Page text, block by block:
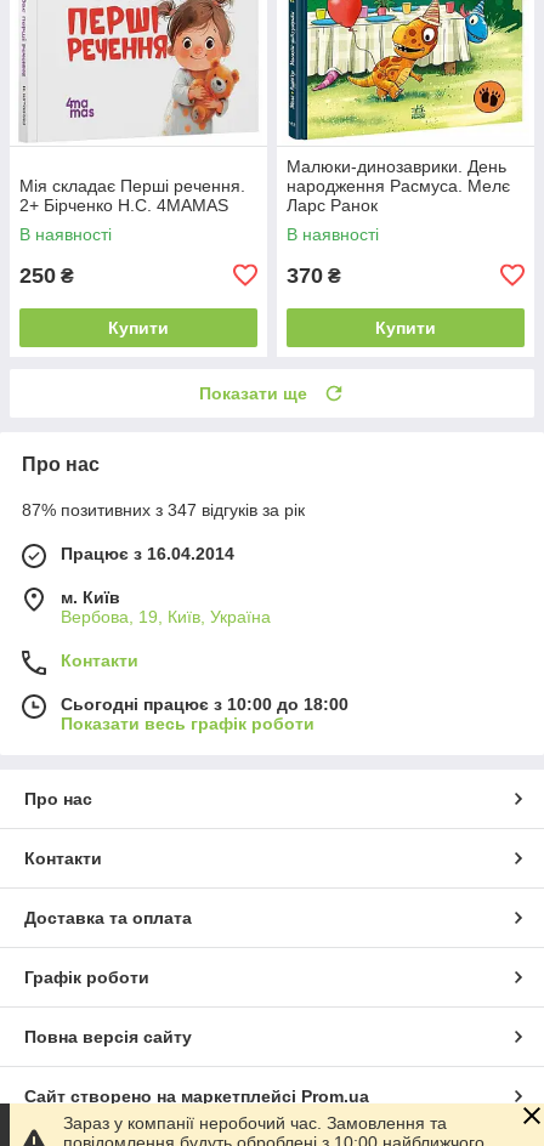
Мія складає Перші речення.
2+ Бірченко Н.С. 4MAMAS
В наявності
250 ₴
Купити
Малюки-динозаврики. День
народження Расмуса. Мелє
Ларс Ранок
В наявності
370 ₴
Купити
Показати ще
Про нас
87% позитивних з 347 відгуків за рік
Працює з 16.04.2014
м. Київ
Вербова, 19, Київ, Україна
Контакти
Сьогодні працює з 10:00 до 18:00
Показати весь графік роботи
Про нас
Контакти
Доставка та оплата
Графік роботи
Повна версія сайту
Сайт створено на маркетплейсі Prom.ua
Зараз у компанії неробочий час. Замовлення та